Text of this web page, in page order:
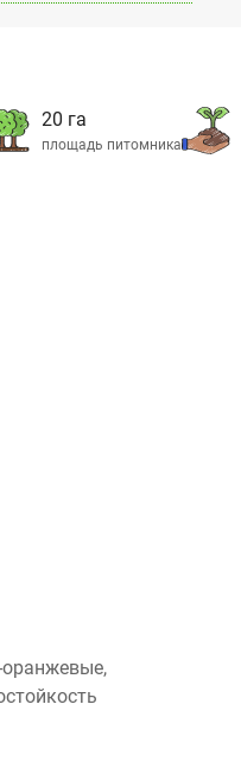
20 га
площадь питомника
оранжевые,